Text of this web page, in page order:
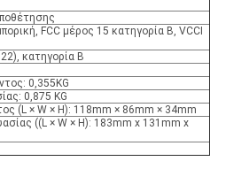
FCC μέρος 15 κατηγορία Β, VCCI
κατηγορία Β
0,355KG
0,875 KG
(L × W × H): 118mm × 86mm × 34mm
((L × W × H): 183mm x 131mm x